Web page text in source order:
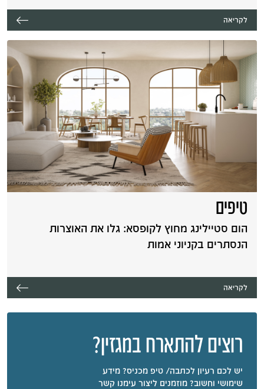
לקריאה
טיפים
הום סטיילינג מחוץ לקופסא: גלו את האוצרות
הנסתרים בקניוני אמות
לקריאה
רוצים להתארח במגזין?
יש לכם רעיון לכתבה/ טיפ מכניס? מידע
שימושי וחשוב? מוזמנים ליצור עימנו קשר